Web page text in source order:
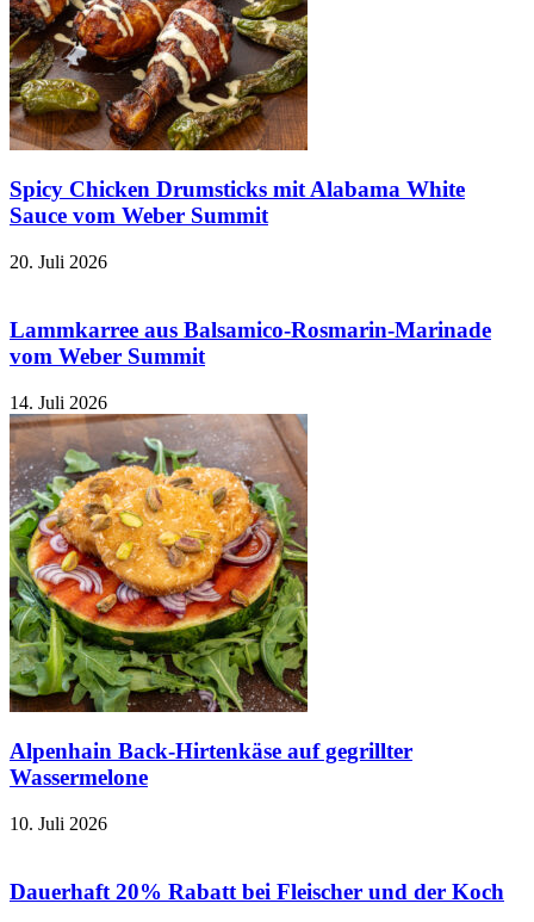
Spicy Chicken Drumsticks mit Alabama White
Sauce vom Weber Summit
20. Juli 2026
Lammkarree aus Balsamico-Rosmarin-Marinade
vom Weber Summit
14. Juli 2026
Alpenhain Back-Hirtenkäse auf gegrillter
Wassermelone
10. Juli 2026
Dauerhaft 20% Rabatt bei Fleischer und der Koch